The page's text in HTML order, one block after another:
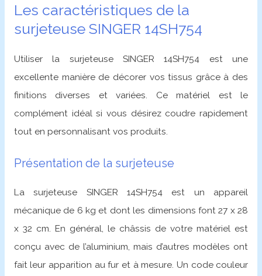
Les caractéristiques de la
surjeteuse SINGER 14SH754
Utiliser la surjeteuse SINGER 14SH754 est une
excellente manière de décorer vos tissus grâce à des
finitions diverses et variées. Ce matériel est le
complément idéal si vous désirez coudre rapidement
tout en personnalisant vos produits.
Présentation de la surjeteuse
La surjeteuse SINGER 14SH754 est un appareil
mécanique de 6 kg et dont les dimensions font 27 x 28
x 32 cm. En général, le châssis de votre matériel est
conçu avec de l’aluminium, mais d’autres modèles ont
fait leur apparition au fur et à mesure. Un code couleur